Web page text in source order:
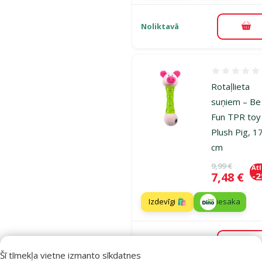
Šī tīmekļa vietne izmanto sīkdatnes
Noliktavā
Rotaļlieta
suņiem – Be
Fun TPR
Plush Pig,
cm
Oriģinālā
9,99 €
Cena
7,48 € -
Izdevīgi 🛍️ iesaka